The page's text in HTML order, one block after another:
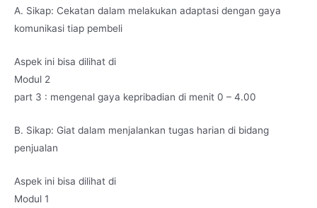
A. Sikap: Cekatan dalam melakukan adaptasi dengan gaya
komunikasi tiap pembeli
Aspek ini bisa dilihat di
Modul 2
part 3 : mengenal gaya kepribadian di menit 0 – 4.00
B. Sikap: Giat dalam menjalankan tugas harian di bidang
penjualan
Aspek ini bisa dilihat di
Modul 1